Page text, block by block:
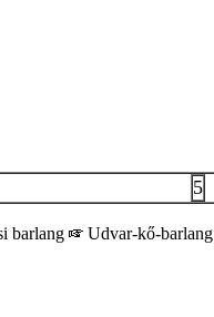
5
barlang Udvar-kő-barlang